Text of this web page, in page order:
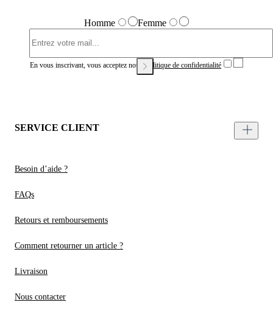
Homme Femme
En vous inscrivant, vous acceptez notrePolitique de confidentialité
SERVICE CLIENT
Besoin d’aide ?
FAQs
Retours et remboursements
Comment retourner un article ?
Livraison
Nous contacter